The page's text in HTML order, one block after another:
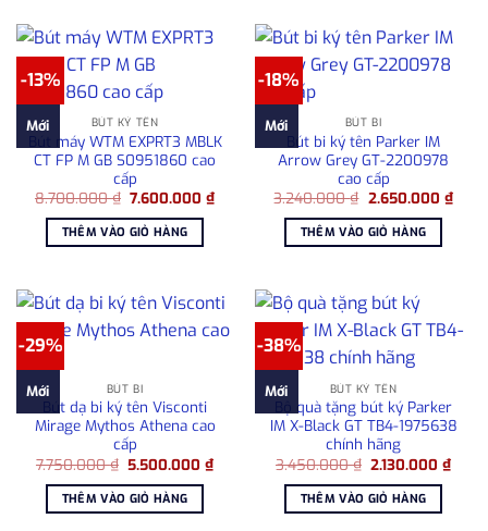
-13%
Mới BÚT KÝ TÊN
Bút máy WTM EXPRT3 MBLK
CT FP M GB S0951860 cao
cấp
8.700.000₫ Giá
là:
8.700.000 ₫.
7.600.000₫Giá
THÊM VÀO GIỎ HÀNG
-18%
Mới BÚT BI
Bút bi ký tên Parker IM
Arrow Grey GT-2200978
cao cấp
3.240.000₫ Giá
là:
3.240.000 ₫.
2.650.000 ₫Giá
THÊM VÀO GIỎ HÀNG
-29%
Mới BÚT BI
Bút dạ bi ký tên Visconti
Mirage Mythos Athena cao
cấp
7.750.000₫ Giá
là:
7.750.000 ₫.
5.500.000₫Giá
hiện
5.500.000 ₫.
THÊM VÀO GIỎ HÀNG
-38%
Mới BÚT KÝ TÊN
Bộ quà tặng bút ký Parker
IM X-Black GT TB4-1975638
chính hãng
3.450.000₫ Giá
là:
3.450.000 ₫.
2.130.000₫Giá
hiện
THÊM VÀO GIỎ HÀNG